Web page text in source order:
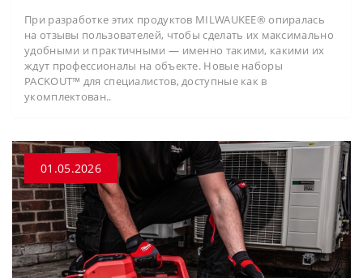
При разработке этих продуктов MILWAUKEE® опиралась
на отзывы пользователей, чтобы сделать их максимально
удобными и практичными — именно такими, какими их
ждут профессионалы на объекте. Новые наборы
PACKOUT™ для специалистов, доступные как в
укомплектован..
01.05.2026